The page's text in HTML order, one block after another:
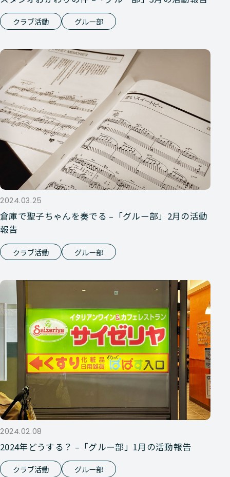
クラブ活動 グルー部
2024.03.25
倉庫で聖子ちゃんを奏でる –「グルー部」2月の活動
報告
クラブ活動 グルー部
2024.02.08
2024年どうする？ –「グルー部」1月の活動報告
クラブ活動 グルー部